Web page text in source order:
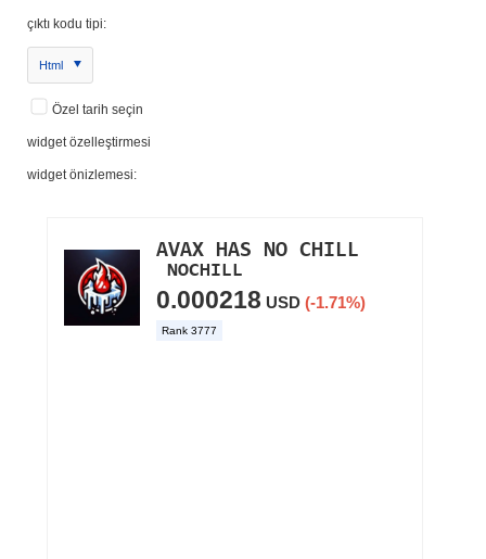
çıktı kodu tipi:
Html
Özel tarih seçin
widget özelleştirmesi
widget önizlemesi: